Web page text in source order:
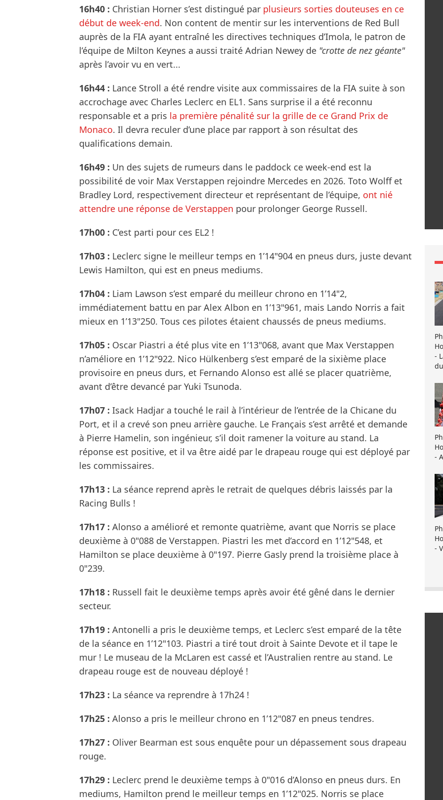
16h40 : Christian Horner s’est distingué par plusieurs sorties douteuses en ce
début de week-end. Non content de mentir sur les interventions de Red Bull
auprès de la FIA ayant entraîné les directives techniques d’Imola, le patron de
l’équipe de Milton Keynes a aussi traité Adrian Newey de "crotte de nez géante"
après l’avoir vu en vert...
16h44 : Lance Stroll a été rendre visite aux commissaires de la FIA suite à son
accrochage avec Charles Leclerc en EL1. Sans surprise il a été reconnu
responsable et a pris la première pénalité sur la grille de ce Grand Prix de
Monaco. Il devra reculer d’une place par rapport à son résultat des
qualifications demain.
16h49 : Un des sujets de rumeurs dans le paddock ce week-end est la
possibilité de voir Max Verstappen rejoindre Mercedes en 2026. Toto Wolff et
Bradley Lord, respectivement directeur et représentant de l’équipe, ont nié
attendre une réponse de Verstappen pour prolonger George Russell.
17h00 : C’est parti pour ces EL2 !
17h03 : Leclerc signe le meilleur temps en 1’14"904 en pneus durs, juste devant
Lewis Hamilton, qui est en pneus mediums.
17h04 : Liam Lawson s’est emparé du meilleur chrono en 1’14"2,
immédiatement battu en par Alex Albon en 1’13"961, mais Lando Norris a fait
mieux en 1’13"250. Tous ces pilotes étaient chaussés de pneus mediums.
17h05 : Oscar Piastri a été plus vite en 1’13"068, avant que Max Verstappen
n’améliore en 1’12"922. Nico Hülkenberg s’est emparé de la sixième place
provisoire en pneus durs, et Fernando Alonso est allé se placer quatrième,
avant d’être devancé par Yuki Tsunoda.
17h07 : Isack Hadjar a touché le rail à l’intérieur de l’entrée de la Chicane du
Port, et il a crevé son pneu arrière gauche. Le Français s’est arrêté et demande
à Pierre Hamelin, son ingénieur, s’il doit ramener la voiture au stand. La
réponse est positive, et il va être aidé par le drapeau rouge qui est déployé par
les commissaires.
17h13 : La séance reprend après le retrait de quelques débris laissés par la
Racing Bulls !
17h17 : Alonso a amélioré et remonte quatrième, avant que Norris se place
deuxième à 0"088 de Verstappen. Piastri les met d’accord en 1’12"548, et
Hamilton se place deuxième à 0"197. Pierre Gasly prend la troisième place à
0"239.
17h18 : Russell fait le deuxième temps après avoir été gêné dans le dernier
secteur.
17h19 : Antonelli a pris le deuxième temps, et Leclerc s’est emparé de la tête
de la séance en 1’12"103. Piastri a tiré tout droit à Sainte Devote et il tape le
mur ! Le museau de la McLaren est cassé et l’Australien rentre au stand. Le
drapeau rouge est de nouveau déployé !
17h23 : La séance va reprendre à 17h24 !
17h25 : Alonso a pris le meilleur chrono en 1’12"087 en pneus tendres.
17h27 : Oliver Bearman est sous enquête pour un dépassement sous drapeau
rouge.
17h29 : Leclerc prend le deuxième temps à 0"016 d’Alonso en pneus durs. En
mediums, Hamilton prend le meilleur temps en 1’12"025. Norris se place
-
-
-